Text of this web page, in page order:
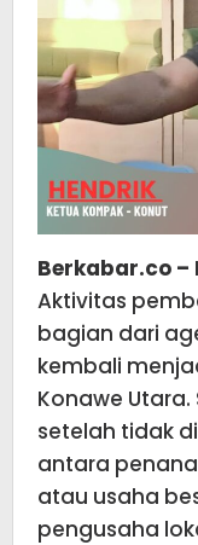
Berkabar.co –
Aktivitas
bagian dari
kembali
Konawe
setelah tidak
antara
atau usaha
pengusaha